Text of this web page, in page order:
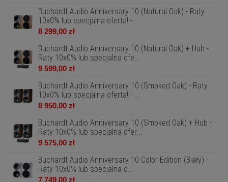
Buchardt Audio Anniversary 10 (Natural Oak) - Raty
10x0% lub specjalna oferta! -...
8 299,00 zł
Buchardt Audio Anniversary 10 (Natural Oak) + Hub -
Raty 10x0% lub specjalna ofe...
9 599,00 zł
Buchardt Audio Anniversary 10 (Smoked Oak) - Raty
10x0% lub specjalna oferta! - ...
8 950,00 zł
Buchardt Audio Anniversary 10 (Smoked Oak) + Hub -
Raty 10x0% lub specjalna ofer...
9 575,00 zł
Buchardt Audio Anniversary 10 Color Edition (Biały) -
Raty 10x0% lub specjalna o...
7 749,00 zł